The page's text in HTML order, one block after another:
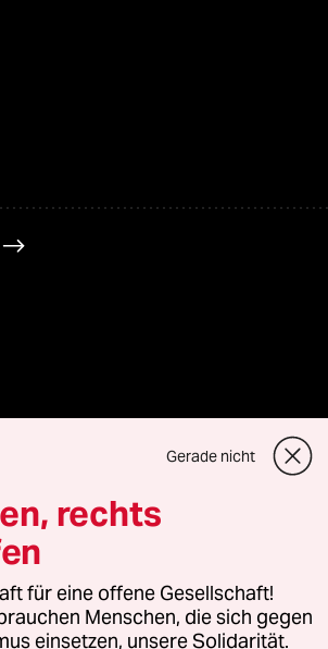
und Vertriebs GmbH
Bei rechtlichen Fragen oder für Genehmigungen
lizenzen@taz.de
Gerade nicht
rechts
für eine offene Gesellschaft!
Menschen, die sich gegen
einsetzen, unsere Solidarität.